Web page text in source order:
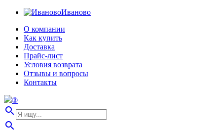
Иваново
О компании
Как купить
Доставка
Прайс-лист
Условия возврата
Отзывы и вопросы
Контакты
®
search
search